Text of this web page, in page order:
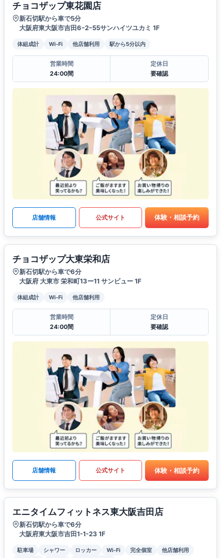
チョコザップ東花園店
新石切駅から車で5分
大阪府東大阪市吉田6ｰ2ｰ55サンハイツユカミ 1F
体組成計 Wi-Fi 他店舗利用 駅から5分以内
営業時間
24:00間
定休日
要確認
店舗情報 公式サイト 体験・相談予約
チョコザップ大東栄和店
新石切駅から車で6分
大阪府 大東市 栄和町13ー11 サンビュー 1F
体組成計 Wi-Fi 他店舗利用
営業時間
24:00間
定休日
要確認
店舗情報 公式サイト 体験・相談予約
エニタイムフィットネス東大阪吉田店
新石切駅から車で6分
大阪府東大阪市吉田1-1-23 1F
駐車場 シャワー ロッカー Wi-Fi 完全個室
他店舗利用